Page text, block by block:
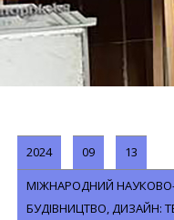
2024 09 13
МІЖНАРОДНИЙ НАУКОВО-
БУДІВНИЦТВО, ДИЗАЙН: